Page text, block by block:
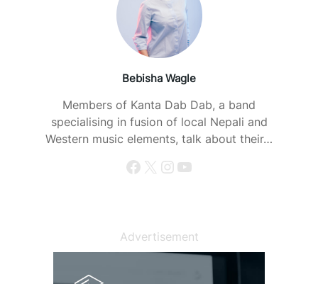
Bebisha Wagle
Members of Kanta Dab Dab, a band
specialising in fusion of local Nepali and
Western music elements, talk about their…
Facebook X Instagram YouTube
Advertisement